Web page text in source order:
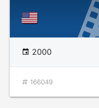
2000
166049